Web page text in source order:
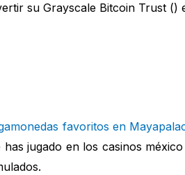
su Grayscale Bitcoin Trust
favoritos en
jugado en los casinos